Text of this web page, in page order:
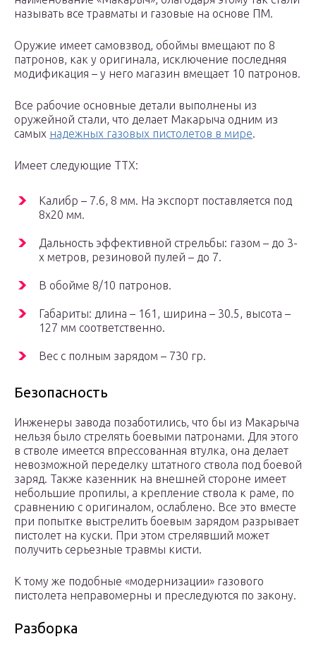
называть все травматы и газовые на основе ПМ.
Оружие имеет самовзвод, обоймы вмещают по 8
патронов, как у оригинала, исключение последняя
модификация – у него магазин вмещает 10 патронов.
Все рабочие основные детали выполнены из
оружейной стали, что делает Макарыча одним из
самых надежных газовых пистолетов в мире.
Имеет следующие ТТХ:
Калибр – 7.6, 8 мм. На экспорт поставляется под
8х20 мм.
Дальность эффективной стрельбы: газом – до 3-
х метров, резиновой пулей – до 7.
В обойме 8/10 патронов.
Габариты: длина – 161, ширина – 30.5, высота –
127 мм соответственно.
Вес с полным зарядом – 730 гр.
Безопасность
Инженеры завода позаботились, что бы из Макарыча
нельзя было стрелять боевыми патронами. Для этого
в стволе имеется впрессованная втулка, она делает
невозможной переделку штатного ствола под боевой
заряд. Также казенник на внешней стороне имеет
небольшие пропилы, а крепление ствола к раме, по
сравнению с оригиналом, ослаблено. Все это вместе
при попытке выстрелить боевым зарядом разрывает
пистолет на куски. При этом стрелявший может
получить серьезные травмы кисти.
К тому же подобные «модернизации» газового
пистолета неправомерны и преследуются по закону.
Разборка